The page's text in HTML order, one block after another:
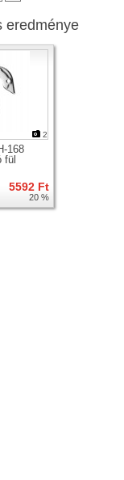
eredménye
2
168
fül
5592 Ft
20 %